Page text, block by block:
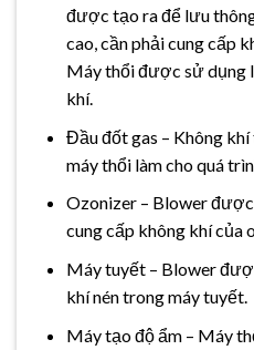
được tạo ra để lưu
cao, cần phải cung cấp
Máy thổi được sử dụng
khí.
Đầu đốt gas – Không
máy thổi làm cho quá
Ozonizer – Blower
cung cấp không khí của
Máy tuyết – Blower
khí nén trong máy tuyết.
Máy tạo độ ẩm – Máy